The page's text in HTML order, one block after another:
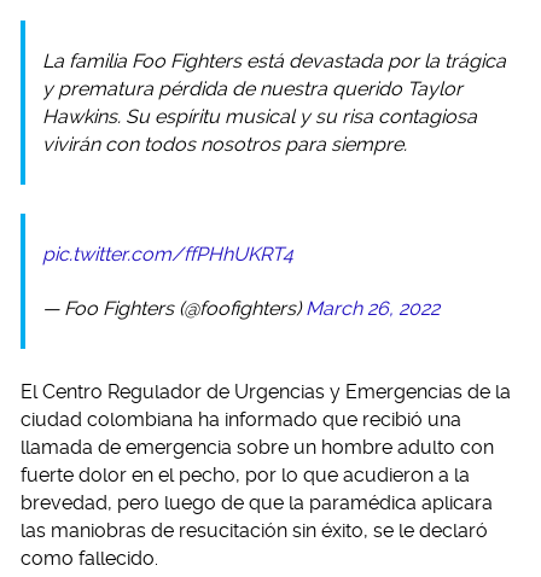
La familia Foo Fighters está devastada por la trágica
y prematura pérdida de nuestra querido Taylor
Hawkins. Su espíritu musical y su risa contagiosa
vivirán con todos nosotros para siempre.
pic.twitter.com/ffPHhUKRT4
— Foo Fighters (@foofighters)March 26, 2022
El Centro Regulador de Urgencias y Emergencias de la
ciudad colombiana ha informado que recibió una
llamada de emergencia sobre un hombre adulto con
fuerte dolor en el pecho, por lo que acudieron a la
brevedad, pero luego de que la paramédica aplicara
las maniobras de resucitación sin éxito, se le declaró
como fallecido.